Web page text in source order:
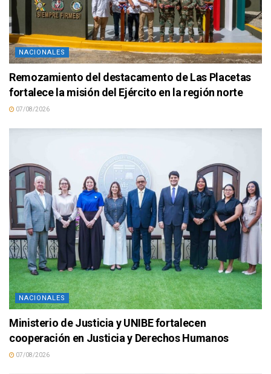
NACIONALES
Remozamiento del destacamento de Las Placetas
fortalece la misión del Ejército en la región norte
07/08/2026
NACIONALES
Ministerio de Justicia y UNIBE fortalecen
cooperación en Justicia y Derechos Humanos
07/08/2026